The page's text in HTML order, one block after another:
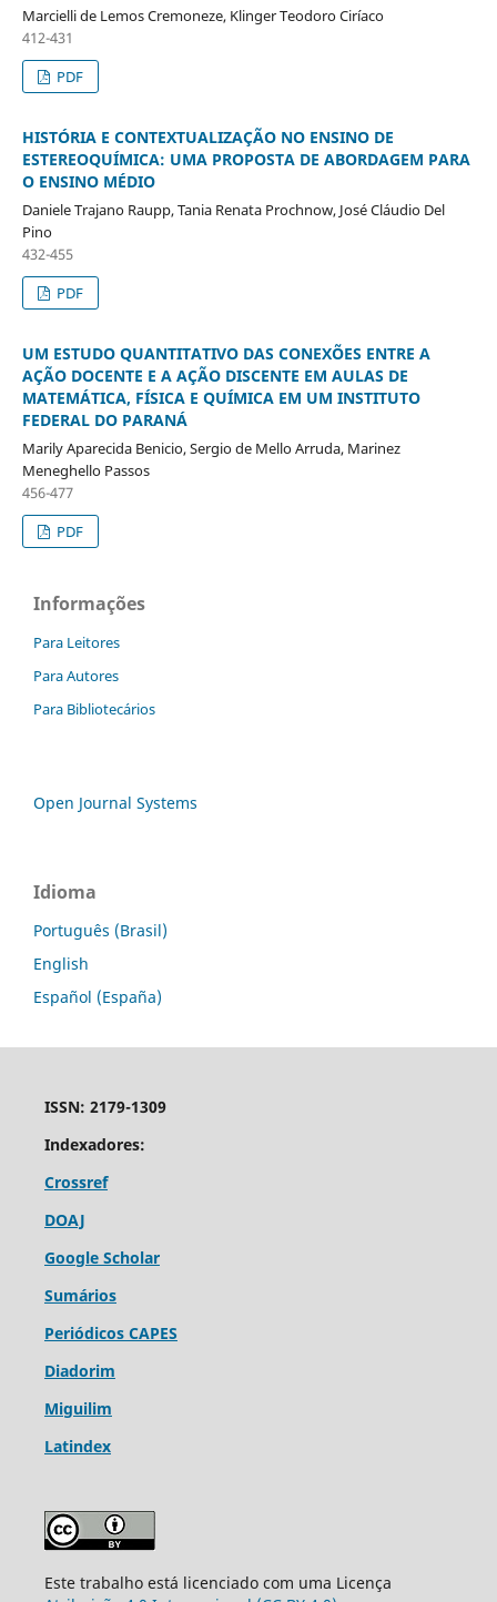
Marcielli de Lemos Cremoneze, Klinger Teodoro Ciríaco
412-431
PDF
HISTÓRIA E CONTEXTUALIZAÇÃO NO ENSINO DE
ESTEREOQUÍMICA: UMA PROPOSTA DE ABORDAGEM PARA
O ENSINO MÉDIO
Daniele Trajano Raupp, Tania Renata Prochnow, José Cláudio Del
Pino
432-455
PDF
UM ESTUDO QUANTITATIVO DAS CONEXÕES ENTRE A
AÇÃO DOCENTE E A AÇÃO DISCENTE EM AULAS DE
MATEMÁTICA, FÍSICA E QUÍMICA EM UM INSTITUTO
FEDERAL DO PARANÁ
Marily Aparecida Benicio, Sergio de Mello Arruda, Marinez
Meneghello Passos
456-477
PDF
Informações
Para Leitores
Para Autores
Para Bibliotecários
Open Journal Systems
Idioma
Português (Brasil)
English
Español (España)
ISSN: 2179-1309
Indexadores:
Crossref
DOAJ
Google Scholar
Sumários
Periódicos CAPES
Diadorim
Miguilim
Latindex
Este trabalho está licenciado com uma Licença